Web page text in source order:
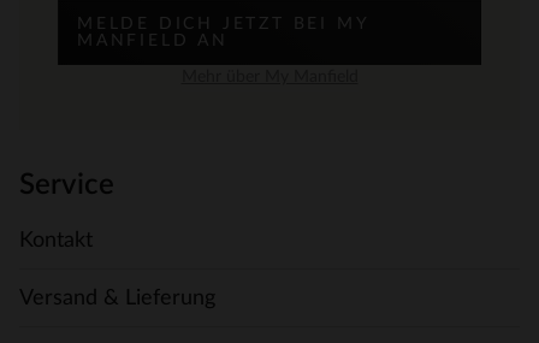
MELDE DICH JETZT BEI MY
MANFIELD AN
Service
Kontakt
Versand & Lieferung